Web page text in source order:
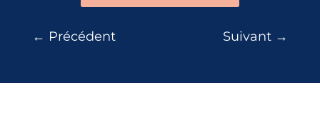
← Précédent Suivant →